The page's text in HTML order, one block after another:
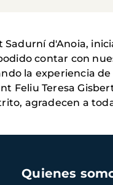
Sadurní d'Anoia,
contar con
la experiencia
Feliu Teresa
agradecen a
Navegación
principal
Quienes